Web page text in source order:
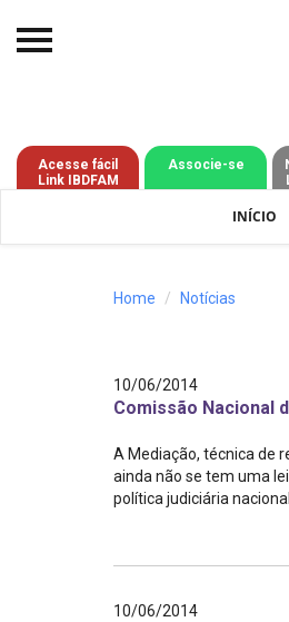
Acesse fácil
Link IBDFAM
Associe-se
INÍCIO
O IBDFAM
Notícias
Processos - IBDFAM
Projetos do IBDFAM
Home Notícias
10/06/2014
Comissão Nacional
A Mediação, técnica de
ainda não se tem uma
política judiciária
10/06/2014